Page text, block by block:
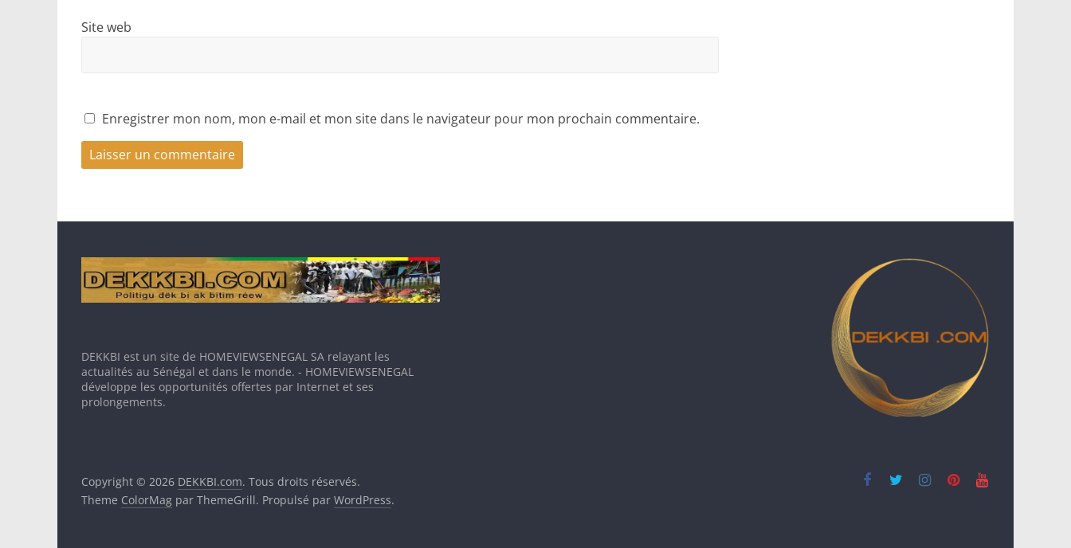
Site web
Enregistrer mon nom, mon e-mail et mon site dans le navigateur pour mon prochain commentaire.
DEKKBI est un site de HOMEVIEWSENEGAL SA relayant les
actualités au Sénégal et dans le monde. - HOMEVIEWSENEGAL
développe les opportunités offertes par Internet et ses
prolongements.
Copyright © 2026 DEKKBI.com. Tous droits réservés.
Theme ColorMag par ThemeGrill. Propulsé par WordPress.